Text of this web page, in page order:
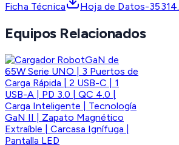
Ficha Técnica Hoja de Datos-35314.
Equipos Relacionados